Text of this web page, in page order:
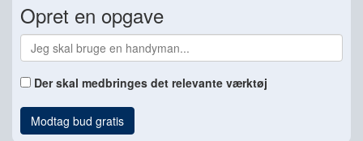
Opret en opgave
Der skal medbringes det relevante værktøj
Modtag bud gratis